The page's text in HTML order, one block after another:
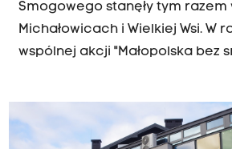
Smogowego stanęły tym razem
Michałowicach i Wielkiej Wsi. W
wspólnej akcji "Małopolska bez
Tyniec jako jedyny nie jest
miejscowością, a częścią